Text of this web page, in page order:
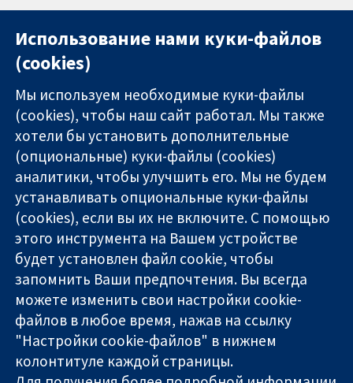
Надёжные
доказательства
Информированные
решения
Во благо
здоровья
11-13 Cavendish
Square
London
W1G 0AN
United Kingdom
Связаться с
нами
Новости
Пресс-
служба
О нас
Работа
Cochrane
Library
Использование нами куки-файлов
(cookies)
Мы используем необходимые куки-файлы
(cookies), чтобы наш сайт работал. Мы также
хотели бы установить дополнительные
(опциональные) куки-файлы (cookies)
аналитики, чтобы улучшить его. Мы не будем
устанавливать опциональные куки-файлы
(cookies), если вы их не включите. С помощью
этого инструмента на Вашем устройстве
будет установлен файл cookie, чтобы
запомнить Ваши предпочтения. Вы всегда
можете изменить свои настройки cookie-
файлов в любое время, нажав на ссылку
"Настройки cookie-файлов" в нижнем
колонтитуле каждой страницы.